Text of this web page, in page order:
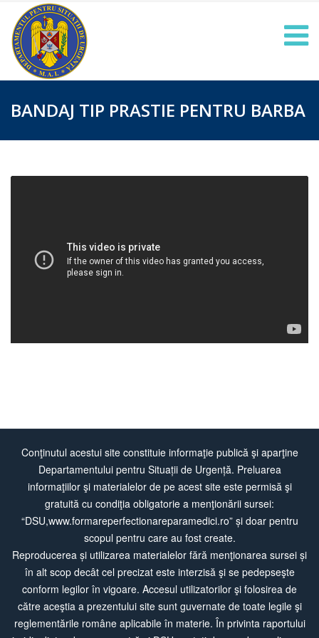
BANDAJ TIP PRASTIE PENTRU BARBA
Conţinutul acestui site constituie informaţie publică şi aparţine
Departamentului pentru Situații de Urgență. Preluarea
informaţiilor şi materialelor de pe acest site este permisă şi
gratuită cu condiţia obligatorie a menţionării sursei:
“DSU,www.formareperfectionareparamedici.ro” și doar pentru
scopul pentru care au fost create.
Reproducerea și utilizarea materialelor fără menţionarea sursei și
în alt scop decât cel precizat este interzisă şi se pedepseşte
conform legilor în vigoare. Accesul utilizatorilor şi folosirea de
către aceştia a prezentului site sunt guvernate de toate legile şi
reglementările române aplicabile în materie. În privinta raportului